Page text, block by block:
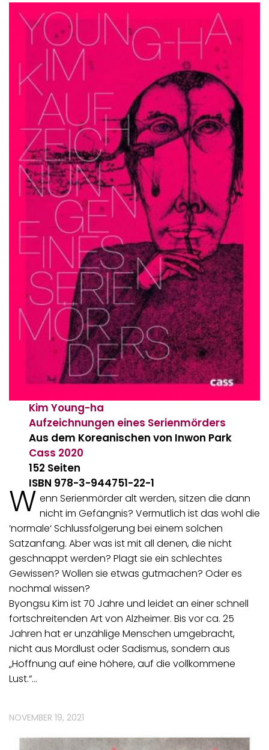
Kim Young-ha
Aufzeichnungen eines Serienmörders
Aus dem Koreanischen von Inwon Park
Cass 2020
152 Seiten
ISBN 978-3-944751-22-1
W enn Serienmörder alt werden, sitzen die dann
nicht im Gefängnis? Vermutlich ist das wohl die
’normale‘ Schlussfolgerung bei einem solchen
Satzanfang. Aber was ist mit all denen, die nicht
geschnappt werden? Plagt sie ein schlechtes
Gewissen? Wollen sie etwas gutmachen? Oder es
nochmal wissen?
Byongsu Kim ist 70 Jahre und leidet an einer schnell
fortschreitenden Art von Alzheimer. Bis vor ca. 25
Jahren hat er unzählige Menschen umgebracht,
nicht aus Mordlust oder Sadismus, sondern aus
„Hoffnung auf eine höhere, auf die vollkommene
Lust.“…
NOVEMBER 19, 2021